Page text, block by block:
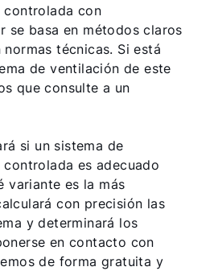
controlada con
se basa en métodos claros
técnicas. Si está
de ventilación de este
que consulte a un
si un sistema de
es adecuado
variante es la más
con precisión las
y determinará los
en contacto con
de forma gratuita y